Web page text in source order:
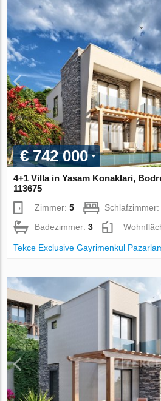
€ 742 000
4+1 Villa in Yasam Konaklari,
113675
Zimmer:5
Badezimmer:3
Tekce Exclusive Gayrimenkul